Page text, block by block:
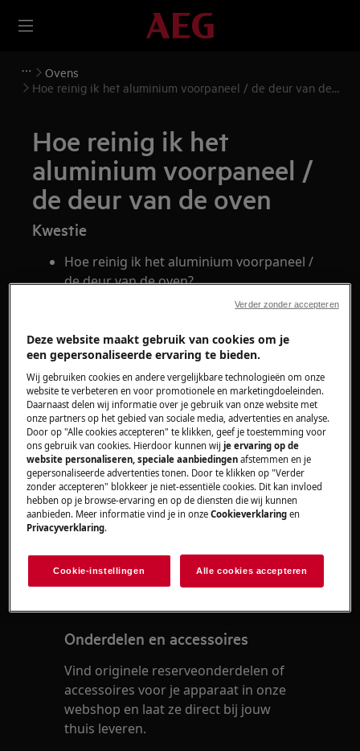
Ovens
Hoe reinig ik het aluminium voorpaneel / de deur van de
Hoe reinig ik het
aluminium voorpaneel /
de deur van de oven
Kwestie
Hoe reinig ik het aluminium voorpaneel /
de deur van de oven?
Oven
Oplossing
Reinig het oppervlak met een oplossing
van water en een klein beetje afwasmiddel.
Als grondige reiniging noodzakelijk is,
maakt u dan gebruik van een speciale
reinigingsspray. Deze zijn verkrijgbaar in
onzewebshop.
Was dit artikel nuttig?
Onderdelen en accessoires
Vind originele reserveonderdelen of
accessoires voor je apparaat in onze
webshop en laat ze direct bij jouw
thuis leveren.
Deze website maakt gebruik van cookies om je
een gepersonaliseerde ervaring te bieden.
Wij gebruiken cookies en andere vergelijkbare technologieën om onze
website te verbeteren en voor promotionele en marketingdoeleinden.
Daarnaast delen wij informatie over je gebruik van onze website met
onze partners op het gebied van sociale media, advertenties en analyse.
Door op "Alle cookies accepteren" te klikken, geef je toestemming voor
ons gebruik van cookies. Hierdoor kunnen wijje ervaring op de
website personaliseren, speciale aanbiedingen afstemmen en je
gepersonaliseerde advertenties tonen. Door te klikken op "Verder
zonder accepteren" blokkeer je niet-essentiële cookies. Dit kan invloed
hebben op je browse-ervaring en op de diensten die wij kunnen
aanbieden. Meer informatie vind je in onzeCookieverklaring en
Privacyverklaring.
Cookie-instellingen Alle cookies accepteren
Verder zonder accepteren